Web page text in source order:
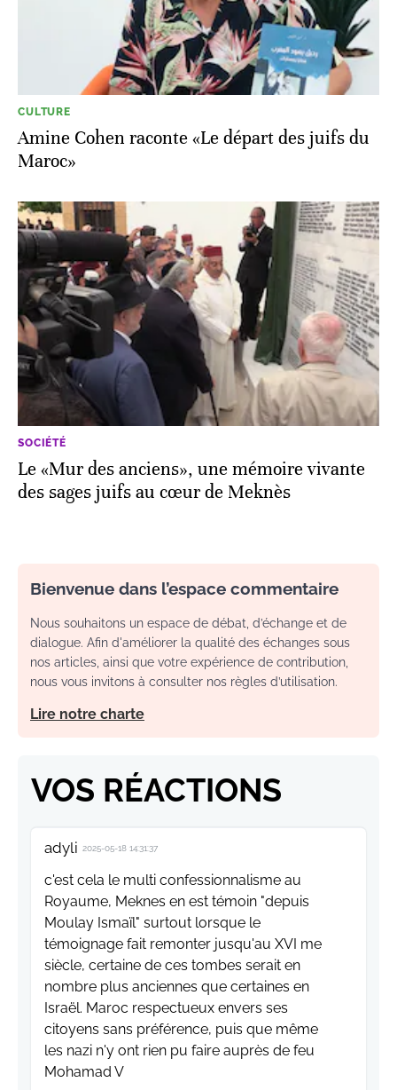
CULTURE
Amine Cohen raconte «Le départ des juifs du
Maroc»
SOCIÉTÉ
Le «Mur des anciens», une mémoire vivante
des sages juifs au cœur de Meknès
Bienvenue dans l’espace commentaire
Nous souhaitons un espace de débat, d’échange et de
dialogue. Afin d'améliorer la qualité des échanges sous
nos articles, ainsi que votre expérience de contribution,
nous vous invitons à consulter nos règles d’utilisation.
Lire notre charte
VOS RÉACTIONS
adyli 2025-05-18 14:31:37
c'est cela le multi confessionnalisme au
Royaume, Meknes en est témoin "depuis
Moulay Ismaïl" surtout lorsque le
témoignage fait remonter jusqu'au XVI me
siècle, certaine de ces tombes serait en
nombre plus anciennes que certaines en
Israël. Maroc respectueux envers ses
citoyens sans préférence, puis que même
les nazi n'y ont rien pu faire auprès de feu
Mohamad V